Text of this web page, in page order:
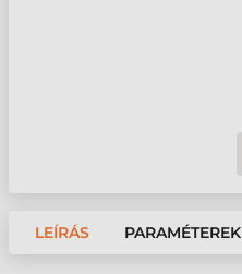
LEÍRÁS PARAMÉTEREK